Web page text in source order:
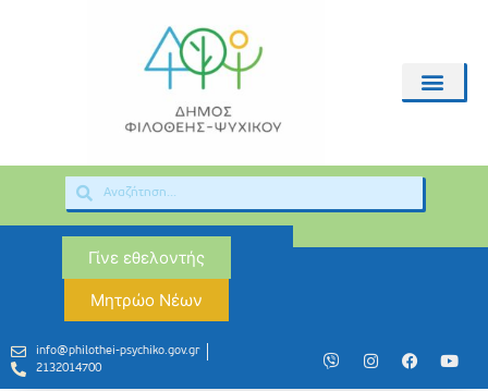
Γίνε εθελοντής
Μητρώο Νέων
info@philothei-psychiko.gov.gr
2132014700